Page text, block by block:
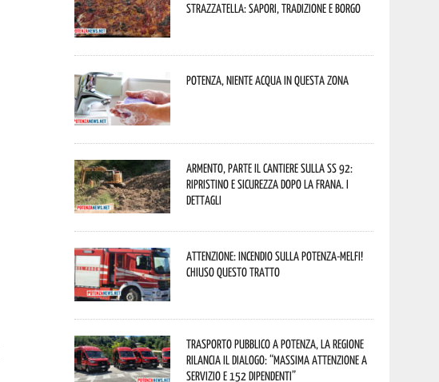
Strazzatella: sapori, tradizione e borgo
Potenza, niente acqua in questa zona
Armento, parte il cantiere sulla SS 92:
ripristino e sicurezza dopo la frana. I
dettagli
Attenzione: incendio sulla Potenza-Melfi!
Chiuso questo tratto
Trasporto pubblico a Potenza, la Regione
rilancia il dialogo: “Massima attenzione a
servizio e 152 dipendenti”